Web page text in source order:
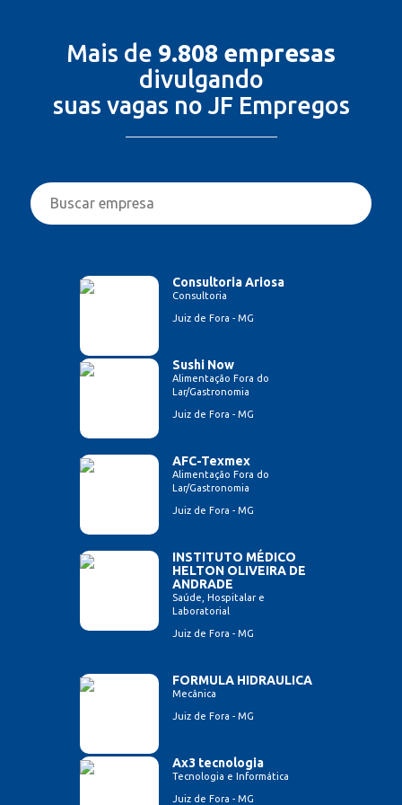
Mais de 9.808 empresas
divulgando
suas vagas no JF Empregos
Consultoria Ariosa
Consultoria
Juiz de Fora - MG
Sushi Now
Alimentação Fora do
Lar/Gastronomia
Juiz de Fora - MG
AFC-Texmex
Alimentação Fora do
Lar/Gastronomia
Juiz de Fora - MG
INSTITUTO MÉDICO
HELTON OLIVEIRA DE
ANDRADE
Saúde, Hospitalar e
Laboratorial
Juiz de Fora - MG
FORMULA HIDRAULICA
Mecânica
Juiz de Fora - MG
Ax3 tecnologia
Tecnologia e Informática
Juiz de Fora - MG